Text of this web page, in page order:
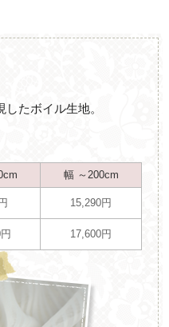
たボイル生地。
幅 ～200cm
15,290円
17,600円